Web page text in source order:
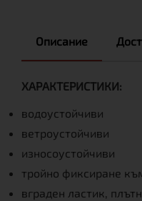
Описание
ХАРАКТЕРИСТИКИ:
водоустойчиви
ветроустойчиви
износоустойчиви
тройно фиксиране
вграден ластик,